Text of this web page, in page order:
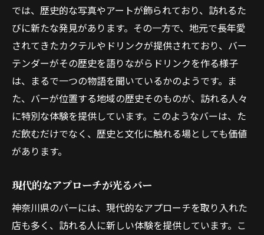
では、歴史的な写真やアートが飾られており、訪れるた
びに新たな発見があります。その一方で、地元で長年愛
されてきたカクテルやドリンクが提供されており、バー
テンダーがその歴史を語りながらドリンクを作る様子
は、まるで一つの物語を聞いているかのようです。ま
た、バーが位置する地域の歴史そのものが、訪れる人々
に特別な体験を提供しています。このようなバーは、た
だ飲むだけでなく、歴史と文化に触れる場としても価値
があります。
現代的なアプローチが光るバー
神奈川県のバーには、現代的なアプローチを取り入れた
店も多く、訪れる人に新しい体験を提供しています。こ